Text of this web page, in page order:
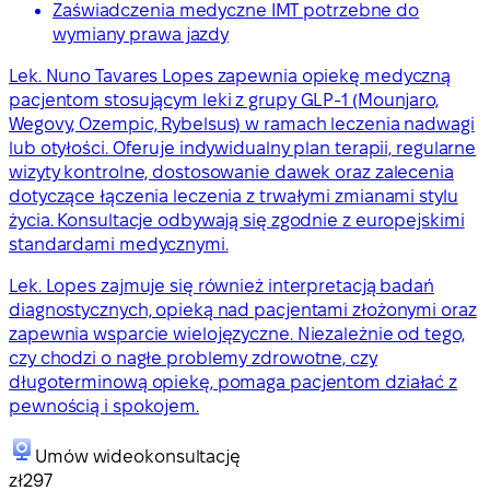
Zaświadczenia medyczne IMT potrzebne do
wymiany prawa jazdy
Lek. Nuno Tavares Lopes zapewnia opiekę medyczną
pacjentom stosującym leki z grupy GLP-1 (Mounjaro,
Wegovy, Ozempic, Rybelsus) w ramach leczenia nadwagi
lub otyłości. Oferuje indywidualny plan terapii, regularne
wizyty kontrolne, dostosowanie dawek oraz zalecenia
dotyczące łączenia leczenia z trwałymi zmianami stylu
życia. Konsultacje odbywają się zgodnie z europejskimi
standardami medycznymi.
Lek. Lopes zajmuje się również interpretacją badań
diagnostycznych, opieką nad pacjentami złożonymi oraz
zapewnia wsparcie wielojęzyczne. Niezależnie od tego,
czy chodzi o nagłe problemy zdrowotne, czy
długoterminową opiekę, pomaga pacjentom działać z
pewnością i spokojem.
Umów wideokonsultację
zł297